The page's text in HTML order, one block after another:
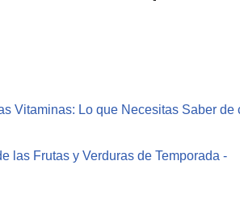
Vitaminas: Lo que Necesitas Saber de
las Frutas y Verduras de Temporada -